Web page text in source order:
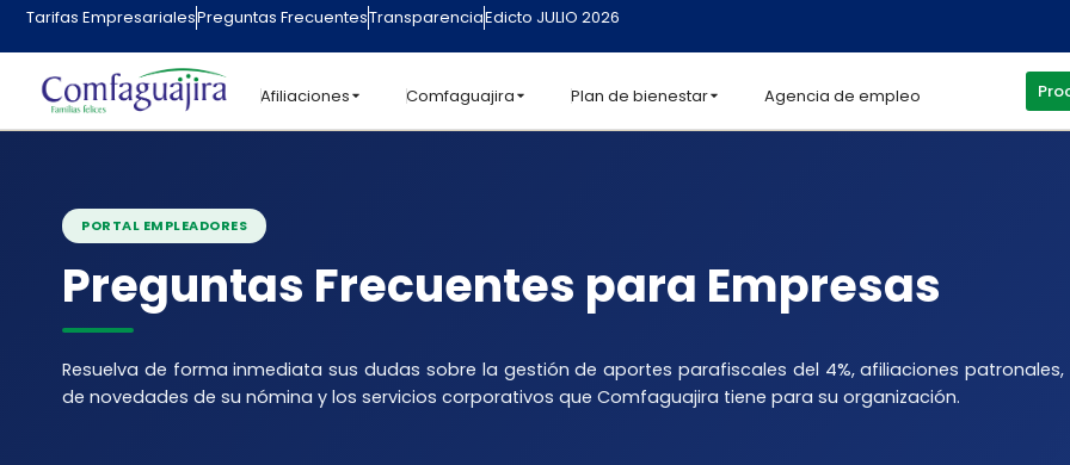
contenido
Tarifas EmpresarialesPreguntas FrecuentesTransparenciaEdicto JULIO 2026
Afiliaciones Comfaguajira Plan de bienestar Agencia de empleo
PORTAL EMPLEADORES
Preguntas Frecuentes para Empresas
Resuelva de forma inmediata sus dudas sobre la gestión de aportes parafiscales del 4%, afiliaciones patronales,
de novedades de su nómina y los servicios corporativos que Comfaguajira tiene para su organización.